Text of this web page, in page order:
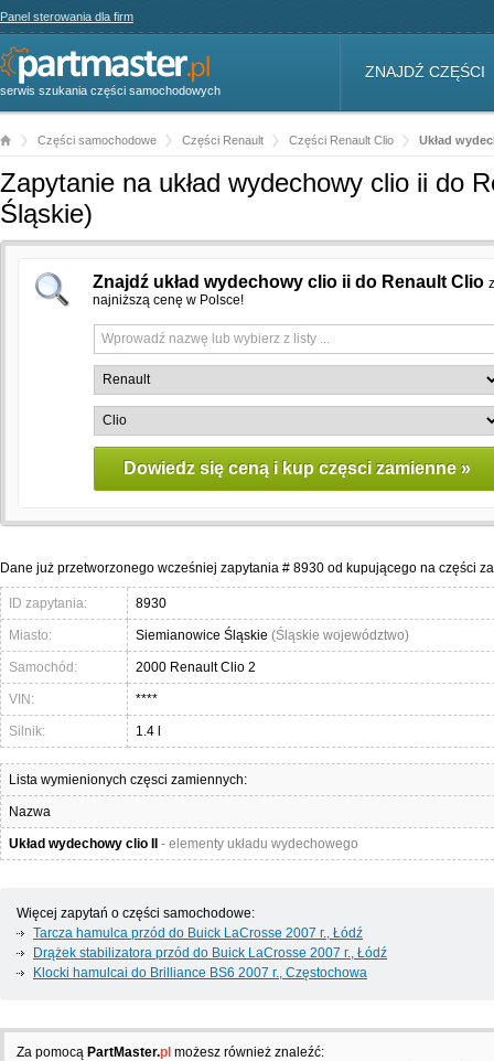
Panel sterowania dla firm
serwis szukania części samochodowych
ZNAJDŹ CZĘŚCI
Części samochodowe Części Renault Części Renault Clio Układ
Zapytanie na układ wydechowy clio ii do
Śląskie)
Znajdź układ wydechowy clio ii do Renault Clio
najniższą cenę w Polsce!
Dane już przetworzonego wcześniej zapytania # 8930 od kupującego na części
ID zapytania: 8930
Miasto: Siemianowice Śląskie (Śląskie województwo)
Samochód: 2000 Renault Clio 2
VIN: ****
Silnik: 1.4 l
Lista wymienionych częsci zamiennych:
Nazwa
Układ wydechowy clio II - elementy układu wydechowego
Więcej zapytań o części samochodowe:
Tarcza hamulca przód do Buick LaCrosse 2007 г., Łódź
Drążek stabilizatora przód do Buick LaCrosse 2007 г., Łódź
Klocki hamulcai do Brilliance BS6 2007 г., Częstochowa
Za pomocą PartMaster.pl możesz również znaleźć: